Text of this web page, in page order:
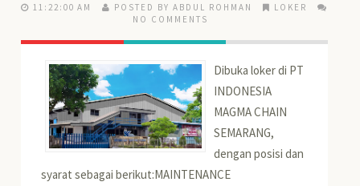
11:22:00 AM POSTED BY ABDUL ROHMAN
LOKER
NO COMMENTS
Dibuka loker di PT
INDONESIA
MAGMA CHAIN
SEMARANG,
dengan posisi dan
syarat sebagai berikut:MAINTENANCE